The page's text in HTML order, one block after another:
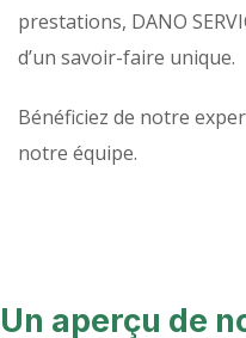
prestations, DANO
d’un savoir-faire unique.
Bénéficiez de notre
notre équipe.
Un aperçu de